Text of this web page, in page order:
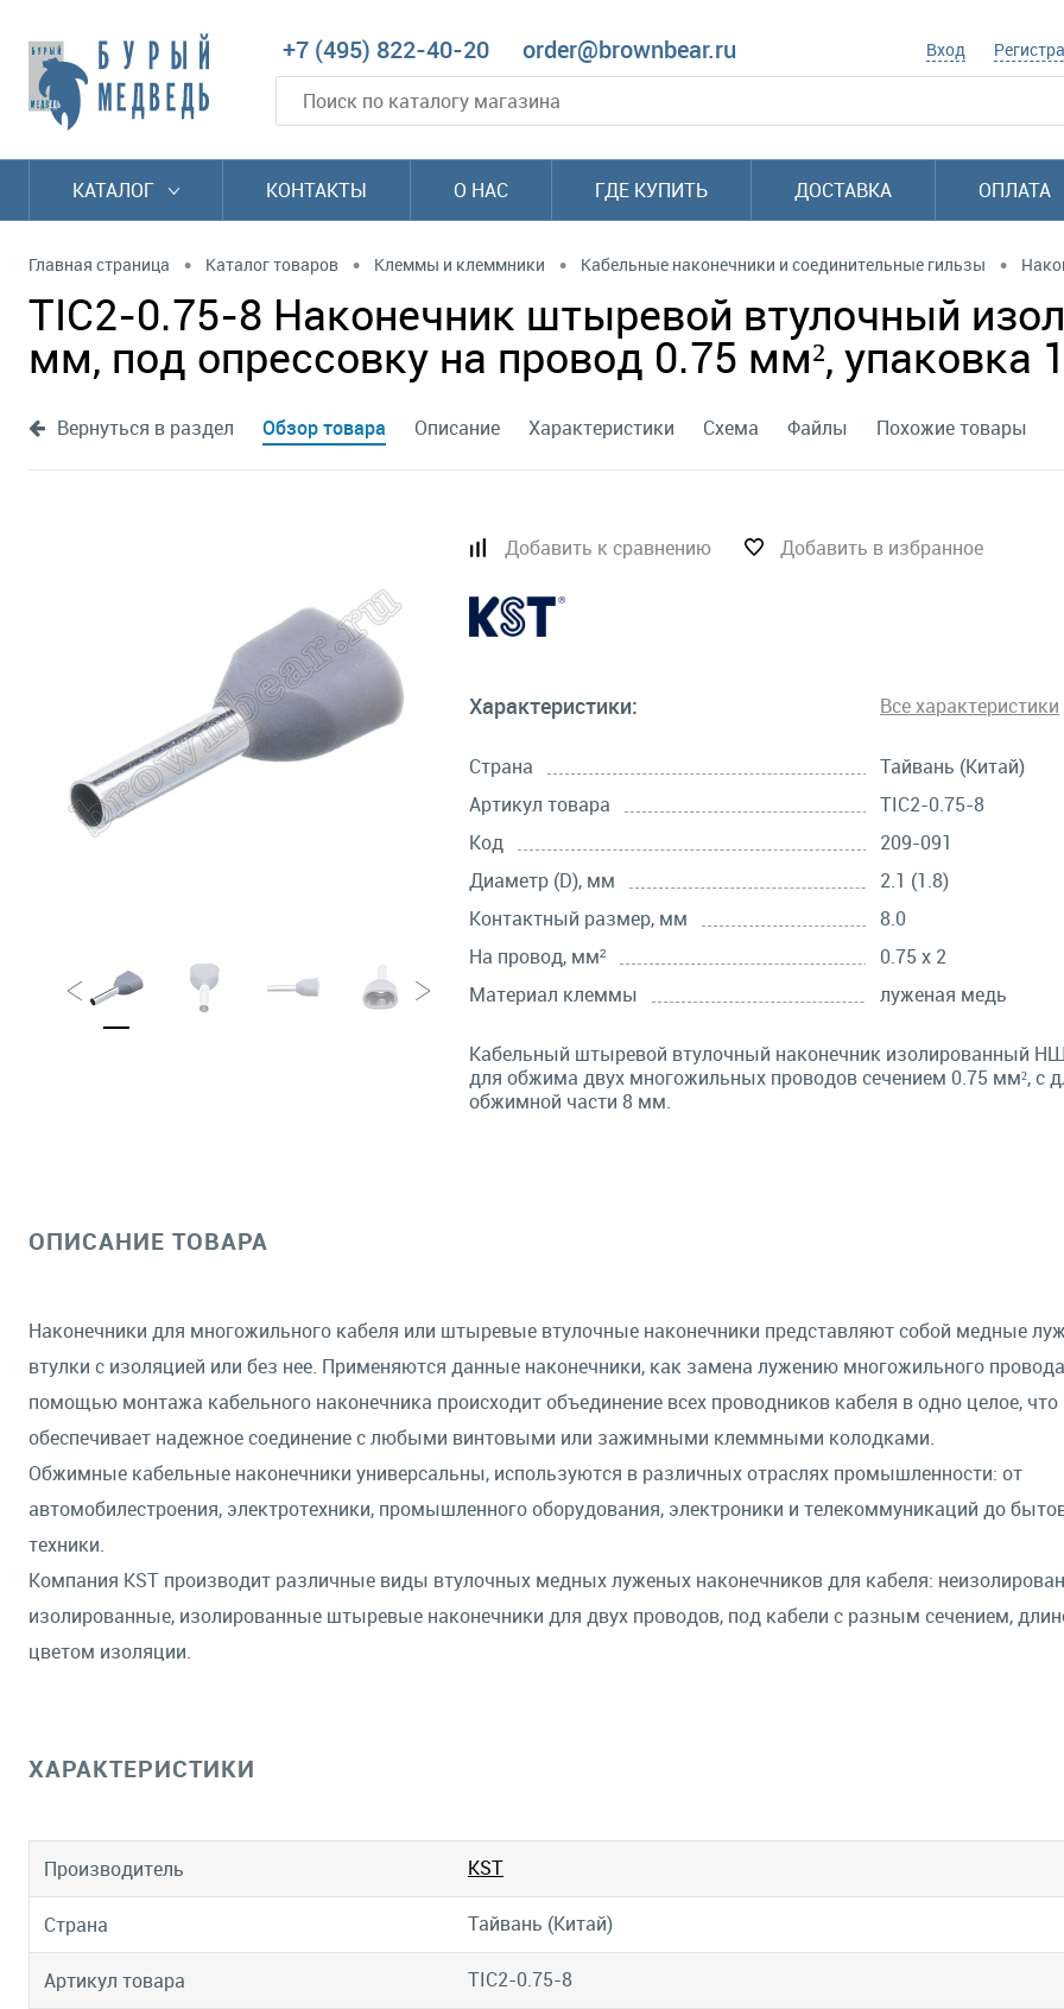
+7 (495) 822-40-20 order@brownbear.ru Вход
КАТАЛОГ КОНТАКТЫ О НАС ГДЕ КУПИТЬ ДОСТАВКА ОПЛАТА
Главная страница • Каталог товаров • Клеммы и клеммники • Кабельные наконечники и соединительные гильзы •
TIC2-0.75-8 Наконечник штыревой втулочный
мм, под опрессовку на провод 0.75 мм², упаковка
Вернуться в раздел Обзор товара Описание Характеристики Схема Файлы Похожие товары
Добавить к сравнению Добавить в избранное
Характеристики: Все характеристики
Страна
Тайвань (Китай)
Артикул товара
TIC2-0.75-8
Код
209-091
Диаметр (D), мм
2.1 (1.8)
Контактный размер, мм
8.0
На провод, мм²
0.75 х 2
Материал клеммы
луженая медь
Кабельный штыревой втулочный наконечник изолированный
для обжима двух многожильных проводов сечением 0.75 мм², с
обжимной части 8 мм.
ОПИСАНИЕ ТОВАРА
Наконечники для многожильного кабеля или штыревые втулочные наконечники представляют собой медные
втулки с изоляцией или без нее. Применяются данные наконечники, как замена лужению многожильного
помощью монтажа кабельного наконечника происходит объединение всех проводников кабеля в одно целое, что
обеспечивает надежное соединение с любыми винтовыми или зажимными клеммными колодками.
Обжимные кабельные наконечники универсальны, используются в различных отраслях промышленности: от
автомобилестроения, электротехники, промышленного оборудования, электроники и телекоммуникаций до
техники.
Компания KST производит различные виды втулочных медных луженых наконечников для кабеля:
изолированные, изолированные штыревые наконечники для двух проводов, под кабели с разным сечением,
цветом изоляции.
ХАРАКТЕРИСТИКИ
Производитель KST
Страна Тайвань (Китай)
Артикул товара TIC2-0.75-8